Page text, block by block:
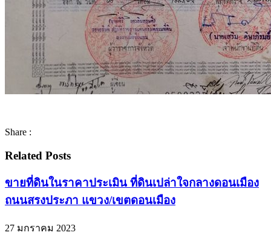
Share :
Related Posts
ขายที่ดินในราคาประเมิน ที่ดินเปล่าใจกลางดอนเมือง
ถนนสรงประภา​ แขวง/เขตดอนเมือง
27 มกราคม 2023